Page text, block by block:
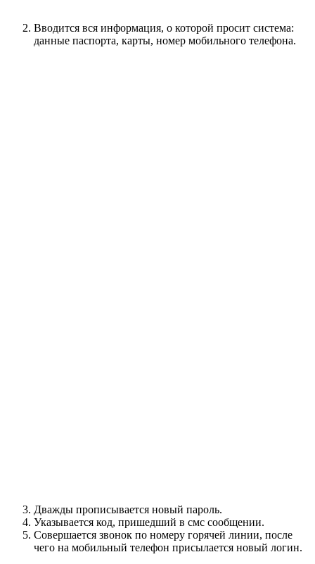
Вводится вся информация, о которой просит система:
данные паспорта, карты, номер мобильного телефона.
Дважды прописывается новый пароль.
Указывается код, пришедший в смс сообщении.
Совершается звонок по номеру горячей линии, после
чего на мобильный телефон присылается новый логин.